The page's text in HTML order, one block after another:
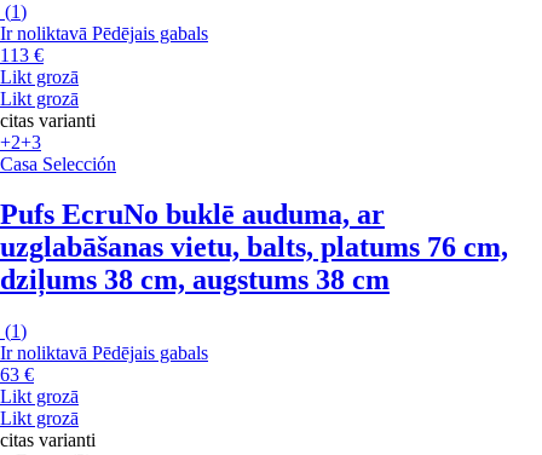
(1)
Ir noliktavā Pēdējais gabals
113 €
Likt grozā
Likt grozā
citas varianti
+2+3
Casa Selección
Pufs EcruNo buklē auduma, ar
uzglabāšanas vietu, balts, platums 76 cm,
dziļums 38 cm, augstums 38 cm
(1)
Ir noliktavā Pēdējais gabals
63 €
Likt grozā
Likt grozā
citas varianti